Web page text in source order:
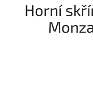
Horní